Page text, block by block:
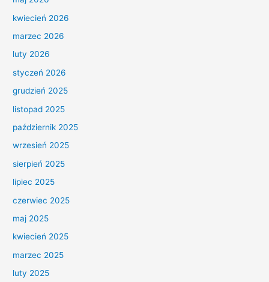
kwiecień 2026
marzec 2026
luty 2026
styczeń 2026
grudzień 2025
listopad 2025
październik 2025
wrzesień 2025
sierpień 2025
lipiec 2025
czerwiec 2025
maj 2025
kwiecień 2025
marzec 2025
luty 2025